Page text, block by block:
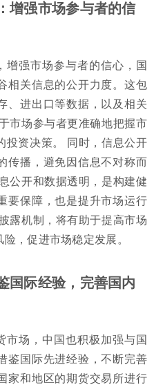
增强市场参与者的信
增强市场参与者的信心，国
相关信息的公开力度。这包
、进出口等数据，以及相关
市场参与者更准确地把握市
投资决策。 同时，信息公开
传播，避免因信息不对称而
公开和数据透明，是构建健
要保障，也是提升市场运行
露机制，将有助于提高市场
，促进市场稳定发展。
国际经验，完善国内
市场，中国也积极加强与国
鉴国际先进经验，不断完善
家和地区的期货交易所进行